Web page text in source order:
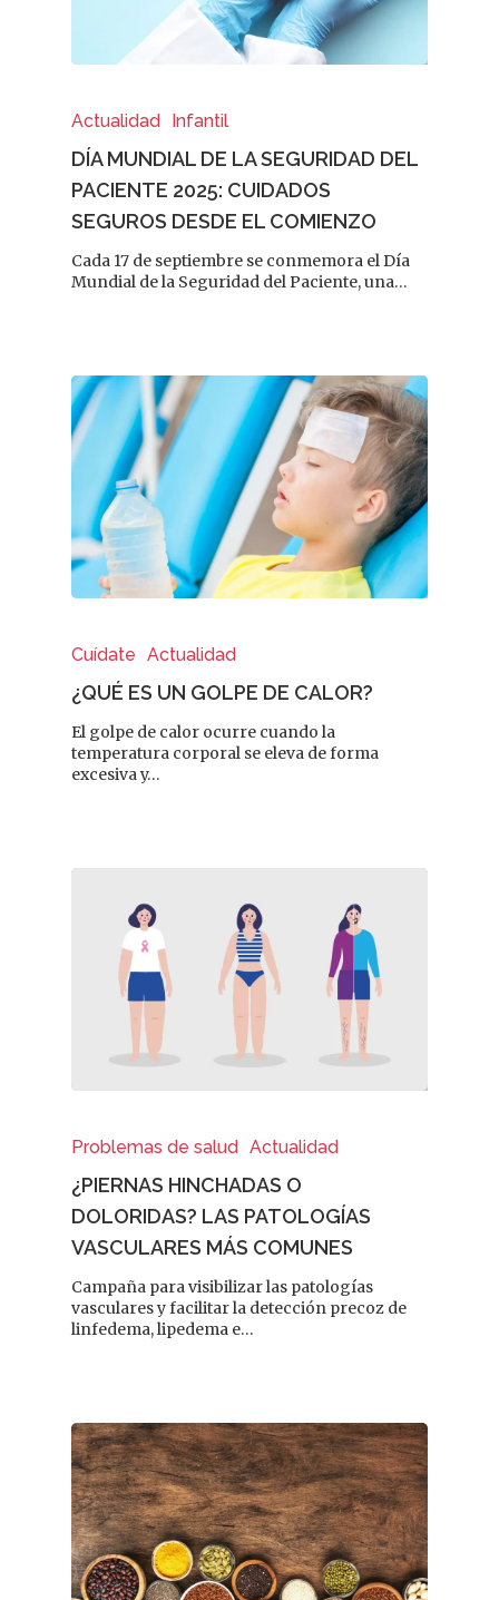
Actualidad Infantil
DÍA MUNDIAL DE LA SEGURIDAD DEL
PACIENTE 2025: CUIDADOS
SEGUROS DESDE EL COMIENZO
Cada 17 de septiembre se conmemora el Día
Mundial de la Seguridad del Paciente, una…
Cuídate Actualidad
¿QUÉ ES UN GOLPE DE CALOR?
El golpe de calor ocurre cuando la
temperatura corporal se eleva de forma
excesiva y…
Problemas de salud Actualidad
¿PIERNAS HINCHADAS O
DOLORIDAS? LAS PATOLOGÍAS
VASCULARES MÁS COMUNES
Campaña para visibilizar las patologías
vasculares y facilitar la detección precoz de
linfedema, lipedema e…
REVISTA DEL COLEGIO DE
FARMACÉUTICOS DE
Cuídate